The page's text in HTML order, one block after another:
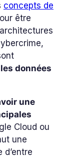
concepts de
être
données
une
Cloud ou
une